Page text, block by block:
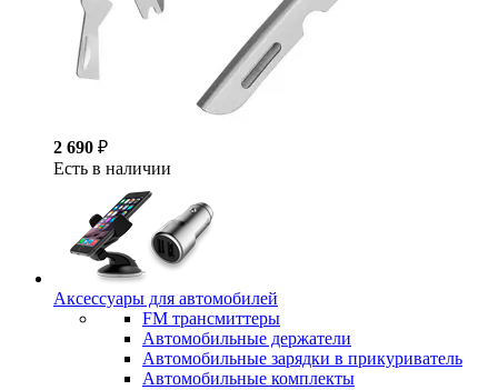
2 690 ₽
Есть в наличии
Аксессуары для автомобилей
FM трансмиттеры
Автомобильные держатели
Автомобильные зарядки в прикуриватель
Автомобильные комплекты